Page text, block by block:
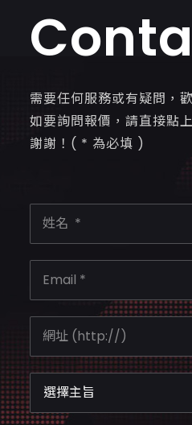
需要任何服務或有疑問，
如要詢問報價，請直接點
謝謝！( * 為必填 )